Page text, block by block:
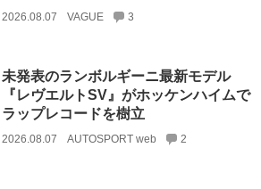
2026.08.07 VAGUE 3
未発表のランボルギーニ最新モデル
『レヴエルトSV』がホッケンハイムで
ラップレコードを樹立
2026.08.07 AUTOSPORT web 2